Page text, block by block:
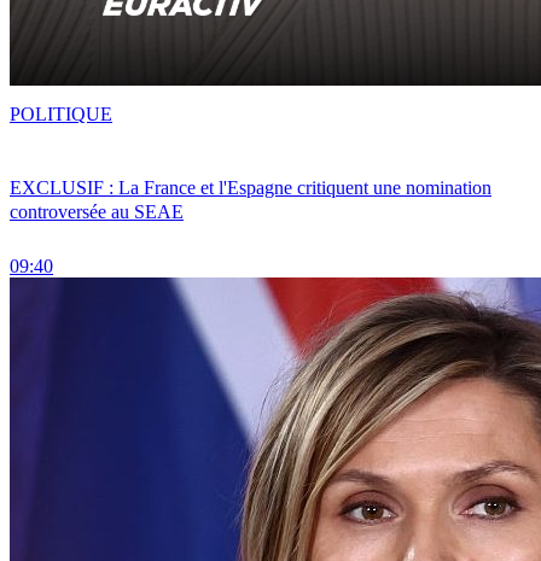
EXCLUSIF : La France et l'Espagne critiquent une nomination
controversée au SEAE
09:40
POLITIQUE